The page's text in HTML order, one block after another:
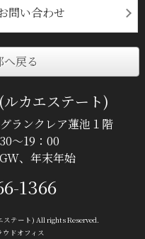
問い合わせ
戻る
カエステート)
ランクレア蓮池１階
～19：00
、年末年始
1366
テート) All rights Reserved.
ドオフィス